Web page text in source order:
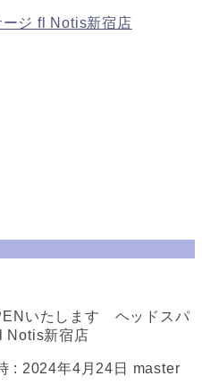
いたします ヘッドスパ
Notis新宿店
: 2024年4月24日
master